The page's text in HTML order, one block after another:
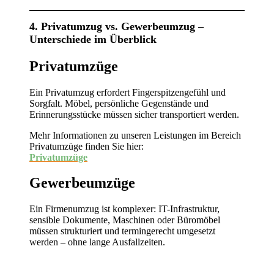
4. Privatumzug vs. Gewerbeumzug –
Unterschiede im Überblick
Privatumzüge
Ein Privatumzug erfordert Fingerspitzengefühl und
Sorgfalt. Möbel, persönliche Gegenstände und
Erinnerungsstücke müssen sicher transportiert werden.
Mehr Informationen zu unseren Leistungen im Bereich
Privatumzüge finden Sie hier:
Privatumzüge
Gewerbeumzüge
Ein Firmenumzug ist komplexer: IT-Infrastruktur,
sensible Dokumente, Maschinen oder Büromöbel
müssen strukturiert und termingerecht umgesetzt
werden – ohne lange Ausfallzeiten.